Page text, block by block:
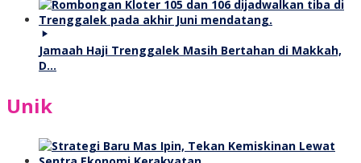
Jamaah Haji Trenggalek Masih Bertahan di Makkah,
D…
Unik